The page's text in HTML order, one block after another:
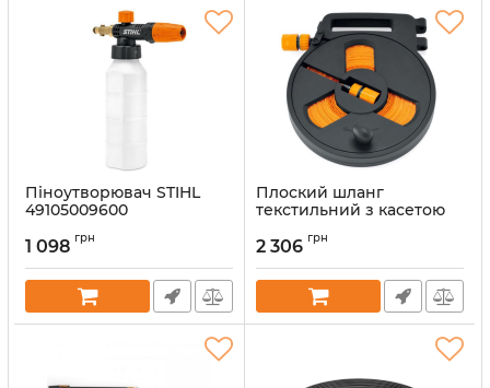
Піноутворювач STIHL
49105009600
1 098 грн
Плоский шланг
текстильний з касетою
Артикул:
2 306 грн